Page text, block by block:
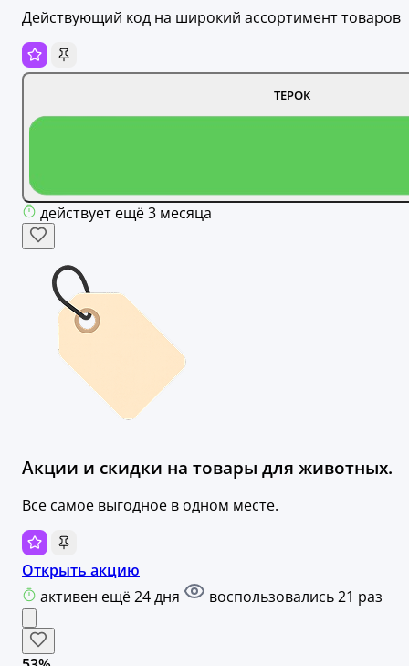
Действующий код на широкий ассортимент товаров
ТЕРОК
действует ещё 3 месяца
Акции и скидки на товары для животных.
Все самое выгодное в одном месте.
Открыть акцию
активен ещё 24 дня
воспользовались 21 раз